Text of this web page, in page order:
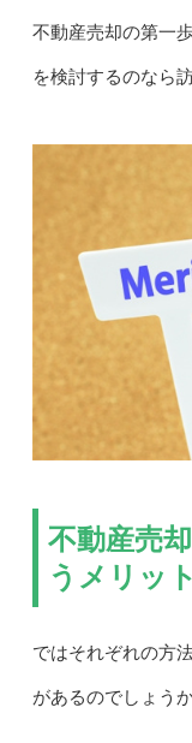
不動産売却の第一
を検討するのなら
不動産売
うメリッ
ではそれぞれの方
があるのでしょう